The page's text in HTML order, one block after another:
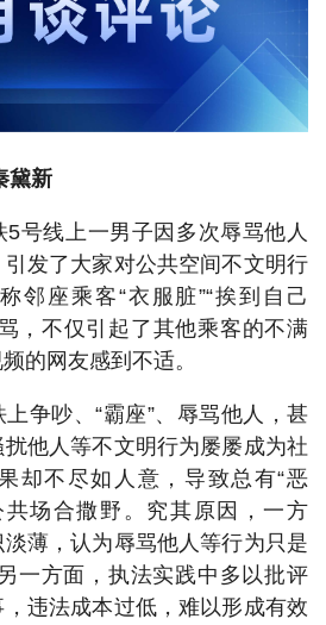
黛新
号线上一男子因多次辱骂他人
发了大家对公共空间不文明行
邻座乘客“衣服脏”“挨到自己
，不仅引起了其他乘客的不满
的网友感到不适。
争吵、“霸座”、辱骂他人，甚
他人等不文明行为屡屡成为社
却不尽如人意，导致总有“恶
共场合撒野。究其原因，一方
薄，认为辱骂他人等行为只是
一方面，执法实践中多以批评
违法成本过低，难以形成有效